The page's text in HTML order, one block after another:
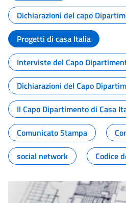
Dichiarazioni del capo
Progetti di casa Italia
Interviste del Capo
Dichiarazioni del Capo
Il Capo Dipartimento di Casa
Comunicato Stampa
social network
Codice